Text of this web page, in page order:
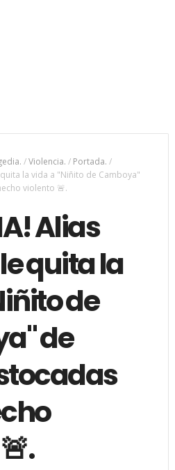
/Violencia. / Portada. /
la vida a "Niñito de Camboya"
violento 🚨.
Alias
quita la
de
de